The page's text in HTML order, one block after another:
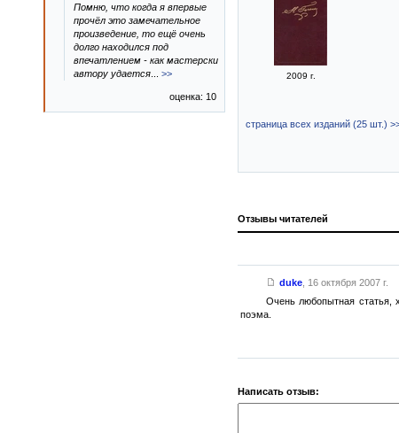
2009 г.
страница всех изданий (25 шт.)
Отзывы читателей
duke, 16 октября 2007 г.
Очень любопытная статья,
поэма.
Написать отзыв:
Помню, что когда я впервые
прочёл это замечательное
произведение, то ещё очень
долго находился под
впечатлением - как мастерски
автору удается
>>
оценка: 10